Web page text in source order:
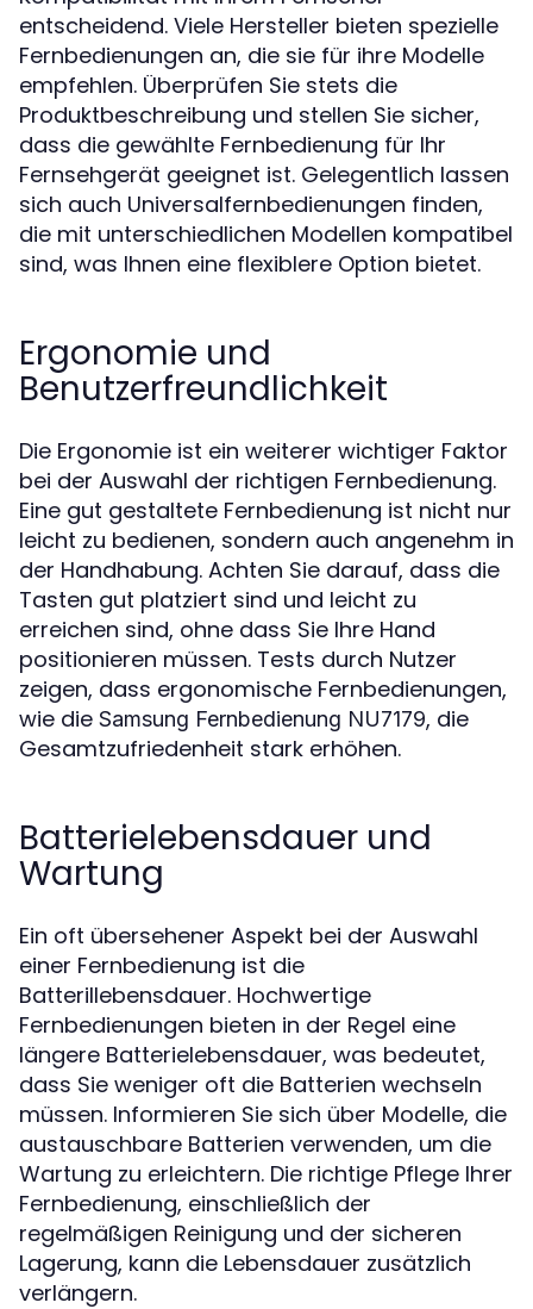
entscheidend. Viele Hersteller bieten spezielle
Fernbedienungen an, die sie für ihre Modelle
empfehlen. Überprüfen Sie stets die
Produktbeschreibung und stellen Sie sicher,
dass die gewählte Fernbedienung für Ihr
Fernsehgerät geeignet ist. Gelegentlich lassen
sich auch Universalfernbedienungen finden,
die mit unterschiedlichen Modellen kompatibel
sind, was Ihnen eine flexiblere Option bietet.
Ergonomie und
Benutzerfreundlichkeit
Die Ergonomie ist ein weiterer wichtiger Faktor
bei der Auswahl der richtigen Fernbedienung.
Eine gut gestaltete Fernbedienung ist nicht nur
leicht zu bedienen, sondern auch angenehm in
der Handhabung. Achten Sie darauf, dass die
Tasten gut platziert sind und leicht zu
erreichen sind, ohne dass Sie Ihre Hand
positionieren müssen. Tests durch Nutzer
zeigen, dass ergonomische Fernbedienungen,
wie die Samsung Fernbedienung NU7179, die
Gesamtzufriedenheit stark erhöhen.
Batterielebensdauer und
Wartung
Ein oft übersehener Aspekt bei der Auswahl
einer Fernbedienung ist die
Batterillebensdauer. Hochwertige
Fernbedienungen bieten in der Regel eine
längere Batterielebensdauer, was bedeutet,
dass Sie weniger oft die Batterien wechseln
müssen. Informieren Sie sich über Modelle, die
austauschbare Batterien verwenden, um die
Wartung zu erleichtern. Die richtige Pflege Ihrer
Fernbedienung, einschließlich der
regelmäßigen Reinigung und der sicheren
Lagerung, kann die Lebensdauer zusätzlich
verlängern.